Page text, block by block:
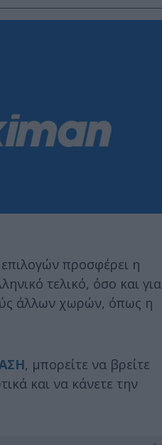
προσφέρει η
τελικό, όσο και για
άλλων χωρών, όπως η
, μπορείτε να βρείτε
και να κάνετε την